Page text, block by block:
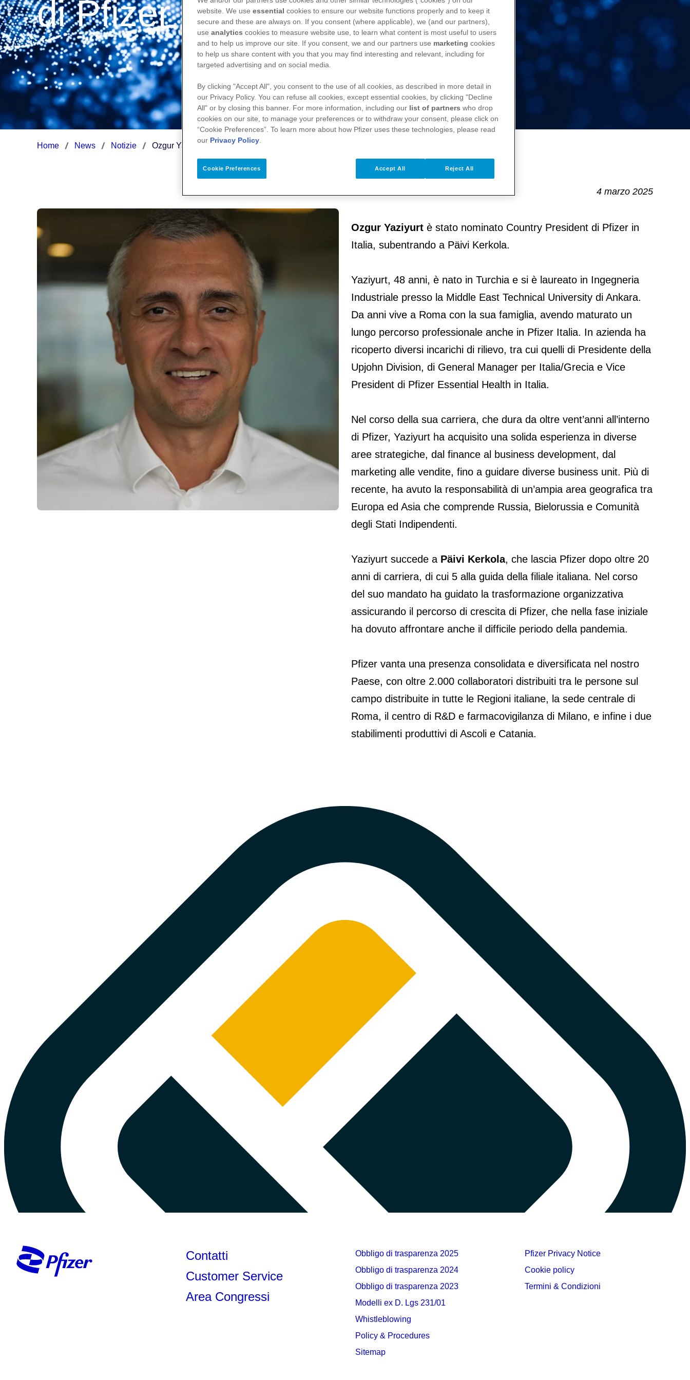
di Pfizer in Italia
Home News Notizie Ozgur Yaziyurt nuovo Country President di Pfizer in Italia
4 marzo 2025
Ozgur Yaziyurt è stato nominato Country President di Pfizer in
Italia, subentrando a Päivi Kerkola.
Yaziyurt, 48 anni, è nato in Turchia e si è laureato in Ingegneria
Industriale presso la Middle East Technical University di Ankara.
Da anni vive a Roma con la sua famiglia, avendo maturato un
lungo percorso professionale anche in Pfizer Italia. In azienda ha
ricoperto diversi incarichi di rilievo, tra cui quelli di Presidente della
Upjohn Division, di General Manager per Italia/Grecia e Vice
President di Pfizer Essential Health in Italia.
Nel corso della sua carriera, che dura da oltre vent’anni all’interno
di Pfizer, Yaziyurt ha acquisito una solida esperienza in diverse
aree strategiche, dal finance al business development, dal
marketing alle vendite, fino a guidare diverse business unit. Più di
recente, ha avuto la responsabilità di un’ampia area geografica tra
Europa ed Asia che comprende Russia, Bielorussia e Comunità
degli Stati Indipendenti.
Yaziyurt succede a Päivi Kerkola, che lascia Pfizer dopo oltre 20
anni di carriera, di cui 5 alla guida della filiale italiana. Nel corso
del suo mandato ha guidato la trasformazione organizzativa
assicurando il percorso di crescita di Pfizer, che nella fase iniziale
ha dovuto affrontare anche il difficile periodo della pandemia.
Pfizer vanta una presenza consolidata e diversificata nel nostro
Paese, con oltre 2.000 collaboratori distribuiti tra le persone sul
campo distribuite in tutte le Regioni italiane, la sede centrale di
Roma, il centro di R&D e farmacovigilanza di Milano, e infine i due
stabilimenti produttivi di Ascoli e Catania.
Contatti
Customer Service
Area Congressi
Obbligo di trasparenza 2025
Obbligo di trasparenza 2024
Obbligo di trasparenza 2023
Modelli ex D. Lgs 231/01
Whistleblowing
Policy & Procedures
Sitemap
Pfizer Privacy Notice
Cookie policy
Termini & Condizioni
website. We use essential cookies to ensure our website functions properly and to keep it
secure and these are always on. If you consent (where applicable), we (and our partners),
use analytics cookies to measure website use, to learn what content is most useful to users
and to help us improve our site. If you consent, we and our partners use marketing cookies
to help us share content with you that you may find interesting and relevant, including for
targeted advertising and on social media.
By clicking "Accept All", you consent to the use of all cookies, as described in more detail in
our Privacy Policy. You can refuse all cookies, except essential cookies, by clicking "Decline
All" or by closing this banner. For more information, including our list of partners who drop
cookies on our site, to manage your preferences or to withdraw your consent, please click on
“Cookie Preferences”. To learn more about how Pfizer uses these technologies, please read
our Privacy Policy.
Cookie Preferences Reject All
Accept All